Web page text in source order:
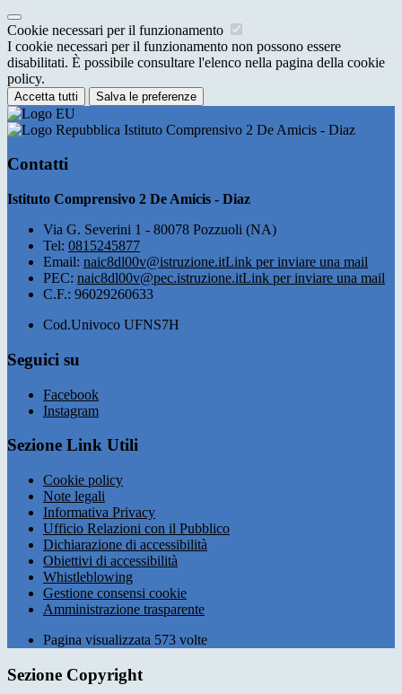
Cookie necessari per il funzionamento
I cookie necessari per il funzionamento non possono essere
disabilitati. È possibile consultare l'elenco nella pagina della cookie
policy.
Accetta tutti Salva le preferenze
Istituto Comprensivo 2 De Amicis - Diaz
Contatti
Istituto Comprensivo 2 De Amicis - Diaz
Via G. Severini 1 - 80078 Pozzuoli (NA)
Tel: 0815245877
Email: naic8dl00v@istruzione.itLink per inviare una mail
PEC: naic8dl00v@pec.istruzione.itLink per inviare una mail
C.F.: 96029260633
Cod.Univoco UFNS7H
Seguici su
Facebook
Instagram
Sezione Link Utili
Cookie policy
Note legali
Informativa Privacy
Ufficio Relazioni con il Pubblico
Dichiarazione di accessibilità
Obiettivi di accessibilità
Whistleblowing
Gestione consensi cookie
Amministrazione trasparente
Pagina visualizzata 573 volte
Sezione Copyright